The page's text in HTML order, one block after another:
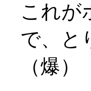
これが
で、と
（爆）